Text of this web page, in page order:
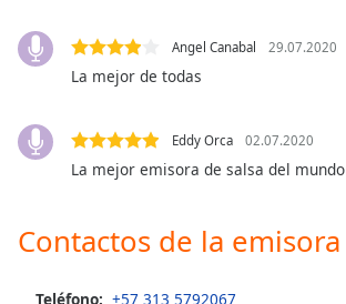
Opacity
Font
Size
Edge
Style
Angel Canabal 29.07.2020
La mejor de todas
Eddy Orca 02.07.2020
La mejor emisora de salsa del mundo
Contactos de la emisora
Teléfono: +57 313 5792067